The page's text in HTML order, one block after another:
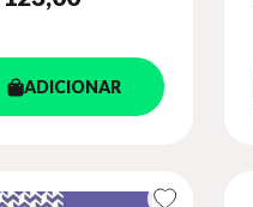
ADICIONAR